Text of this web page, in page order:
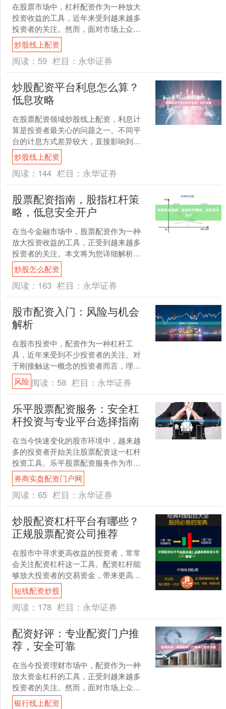
在股票市场中，杠杆配资作为一种放大
投资收益的工具，近年来受到越来越多
投资者的关注。然而，面对市场上众多
的配资公司，如何选择正规、安全、可
靠的平台，成为投资者必须....
炒股线上配资
阅读： 59 栏目： 永华证券
炒股配资平台利息怎么算？
低息攻略
在股票配资领域炒股线上配资，利息计
算是投资者最关心的问题之一。不同平
台的计息方式差异较大，直接影响到交
易成本。本文将详细解析配资利息的计
算方法，并分享实用的低息....
炒股线上配资
阅读： 144 栏目： 永华证券
股票配资指南，股指杠杆策
略，低息安全开户
在当今金融市场中，股票配资作为一种
放大投资收益的工具，正受到越来越多
投资者的关注。本文将为您详细解析股
票配资的核心要点、股指杠杆策略的运
用，以及如何实现低息安全....
炒股怎么配资
阅读： 163 栏目： 永华证券
股市配资入门：风险与机会
解析
在股市投资中，配资作为一种杠杆工
具，近年来受到不少投资者的关注。对
于刚接触这一概念的投资者而言，理解
配资的基本原理、潜在机会以及伴随的
风险，是参与前必须完成的功....
风险 阅读： 58 栏目： 永华证券
乐平股票配资服务：安全杠
杆投资与专业平台选择指南
在当今快速变化的股市环境中，越来越
多的投资者开始关注股票配资这一杠杆
投资工具。乐平股票配资服务作为市场
中的一种选择，为投资者提供了放大资
金规模的可能性券商实盘配....
券商实盘配资门户网
阅读： 65 栏目： 永华证券
炒股配资杠杆平台有哪些？
正规股票配资公司推荐
在股市中寻求更高收益的投资者，常常
会关注配资杠杆这一工具。配资杠杆能
够放大投资者的交易资金，带来更高潜
在回报的同时也伴随着更大风险。那
么，目前市场上有哪些炒股配....
短线配资炒股
阅读： 178 栏目： 永华证券
配资好评：专业配资门户推
荐，安全可靠
在当今投资理财市场中，配资作为一种
放大资金杠杆的工具，正受到越来越多
投资者的关注。然而，面对市场上众多
的配资平台，如何选择一家安全可靠、
银行线上配资